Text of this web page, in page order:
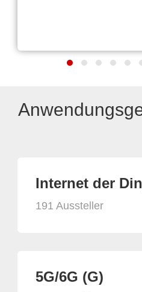
Internet der
191 Aussteller
5G/6G (G)